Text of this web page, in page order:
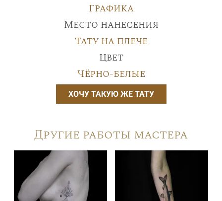
Графика
Место нанесения
Тату на плече
Цвет
Чёрно-белые
ХОЧУ ТАКУЮ ЖЕ ТАТУ
Другие работы мастера